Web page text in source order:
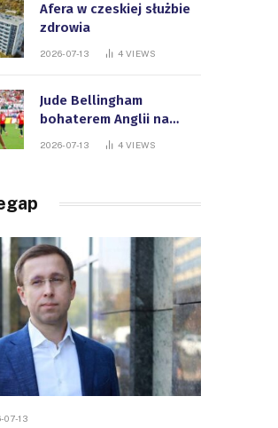
Afera w czeskiej służbie
zdrowia
2026-07-13 4 VIEWS
Jude Bellingham
bohaterem Anglii na
Mistrzostwach Świata
2026-07-13 4 VIEWS
07-13